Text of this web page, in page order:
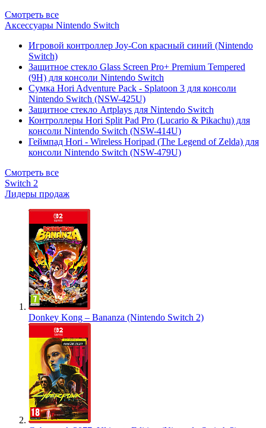
Смотреть все
Аксессуары Nintendo Switch
Игровой контроллер Joy-Con красный синий (Nintendo
Switch)
Защитное стекло Glass Screen Pro+ Premium Tempered
(9H) для консоли Nintendo Switch
Сумка Hori Adventure Pack - Splatoon 3 для консоли
Nintendo Switch (NSW-425U)
Защитное стекло Artplays для Nintendo Switch
Контроллеры Hori Split Pad Pro (Lucario & Pikachu) для
консоли Nintendo Switch (NSW-414U)
Геймпад Hori - Wireless Horipad (The Legend of Zelda) для
консоли Nintendo Switch (NSW-479U)
Смотреть все
Switch 2
Лидеры продаж
Donkey Kong – Bananza (Nintendo Switch 2)